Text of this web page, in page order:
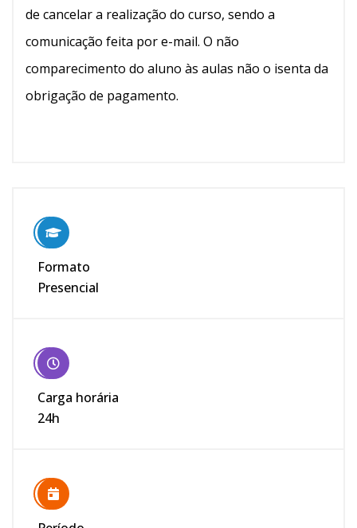
de cancelar a realização do curso, sendo a
comunicação feita por e-mail. O não
comparecimento do aluno às aulas não o isenta da
obrigação de pagamento.
Formato
Presencial
Carga horária
24h